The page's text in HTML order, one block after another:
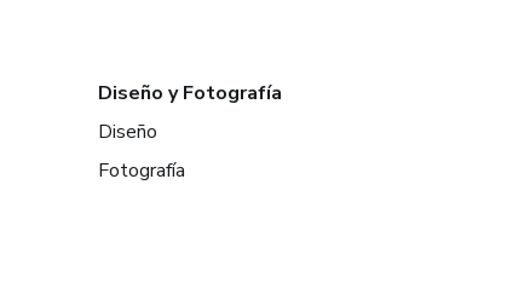
Diseño y Fotografía
Diseño
Fotografía